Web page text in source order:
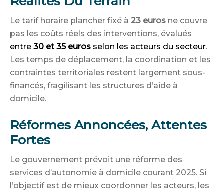
Le tarif horaire plancher fixé à 23 euros ne couvre
pas les coûts réels des interventions, évalués
entre 30 et 35 euros selon les acteurs du secteur.
Les temps de déplacement, la coordination et les
contraintes territoriales restent largement sous-
financés, fragilisant les structures d’aide à
domicile.
Réformes Annoncées, Attentes
Fortes
Le gouvernement prévoit une réforme des
services d’autonomie à domicile courant 2025. Si
l’objectif est de mieux coordonner les acteurs, les